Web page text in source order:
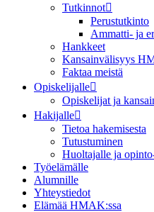
Tutkinnot
Perustutkinto
Ammatti- ja
Hankkeet
Kansainvälisyys
Faktaa meistä
Opiskelijalle
Opiskelijat ja
Hakijalle
Tietoa hakemisesta
Tutustuminen
Huoltajalle ja
Työelämälle
Alumnille
Yhteystiedot
Elämää HMAK:ssa